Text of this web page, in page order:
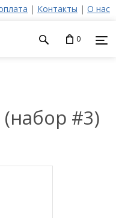
| Контакты | О нас
0
#3)